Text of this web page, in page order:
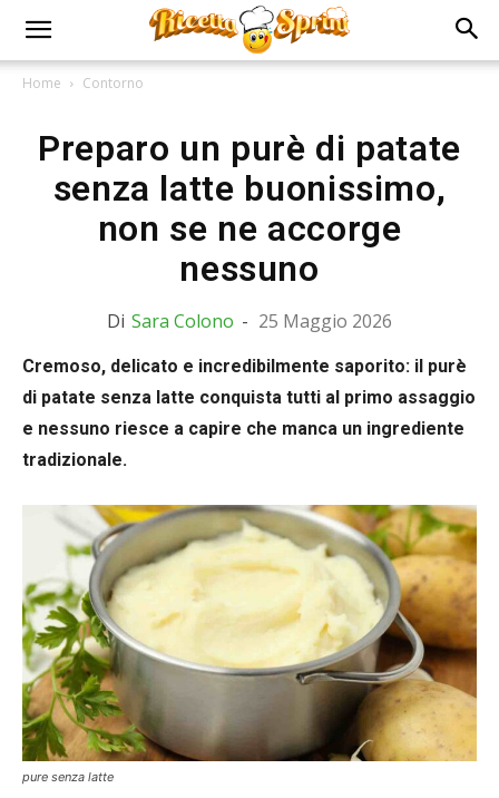
Home Contorno
Preparo un purè di patate
senza latte buonissimo,
non se ne accorge
nessuno
Di Sara Colono - 25 Maggio 2026
Cremoso, delicato e incredibilmente saporito: il purè
di patate senza latte conquista tutti al primo assaggio
e nessuno riesce a capire che manca un ingrediente
tradizionale.
pure senza latte